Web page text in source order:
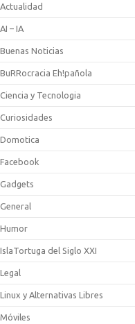
Actualidad
AI – IA
Buenas Noticias
BuRRocracia Eh!pañola
Ciencia y Tecnologia
Curiosidades
Domotica
Facebook
Gadgets
General
Humor
IslaTortuga del Siglo XXI
Legal
Linux y Alternativas Libres
Móviles